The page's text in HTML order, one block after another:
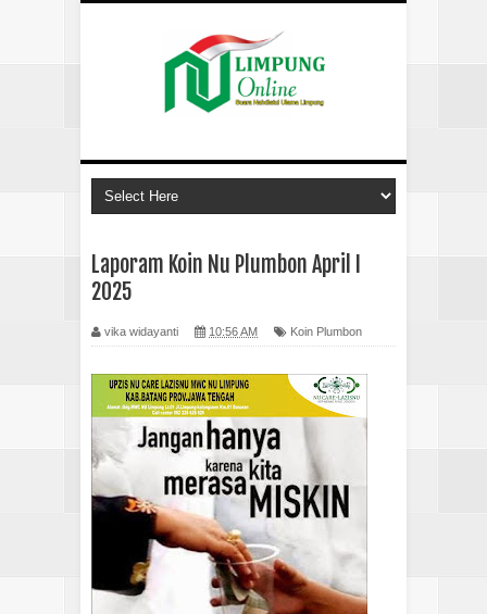
Laporam Koin Nu Plumbon April I
2025
vika widayanti 10:56 AM Koin Plumbon